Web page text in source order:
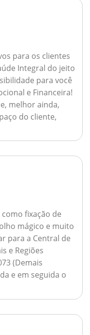
para os clientes
Integral do jeito
para você
e Financeira!
melhor ainda,
do cliente,
fixação de
mágico e muito
para a Central de
e Regiões
(Demais
e em seguida o